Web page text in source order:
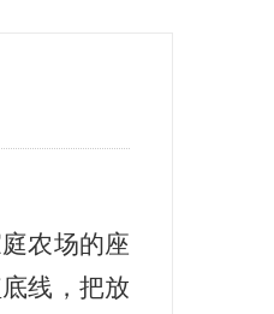
农场的座
线，把放